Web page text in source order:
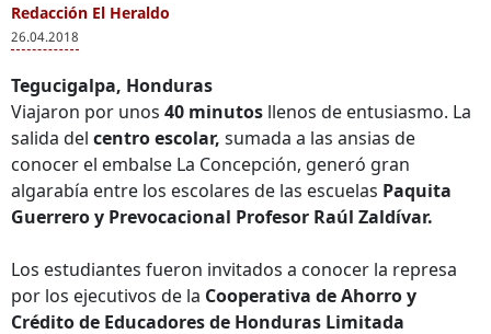
Redacción El Heraldo
26.04.2018
Tegucigalpa, Honduras
Viajaron por unos 40 minutos llenos de entusiasmo. La
salida del centro escolar, sumada a las ansias de
conocer el embalse La Concepción, generó gran
algarabía entre los escolares de las escuelas Paquita
Guerrero y Prevocacional Profesor Raúl Zaldívar.
Los estudiantes fueron invitados a conocer la represa
por los ejecutivos de la Cooperativa de Ahorro y
Crédito de Educadores de Honduras Limitada